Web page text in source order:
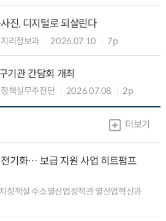
진, 디지털로 되살린다
리정보과 2026.07.10 7p
기관 간담회 개최
책실무추진단 2026.07.08 2p
더보기
기화… 보급 지원 사업 히트펌프
정책실 수소열산업정책관 열산업혁신과